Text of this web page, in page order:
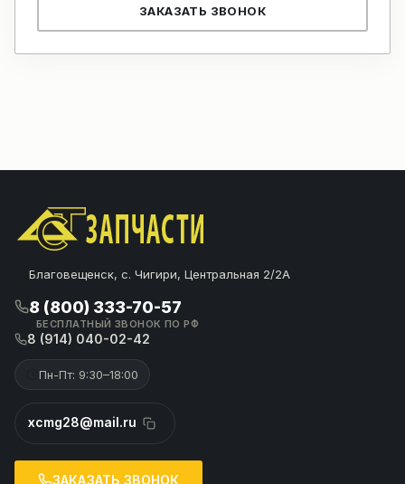
ЗАКАЗАТЬ ЗВОНОК
Благовещенск, с. Чигири, Центральная 2/2А
8 (800) 333-70-57
БЕСПЛАТНЫЙ ЗВОНОК ПО РФ
8 (914) 040-02-42
Пн-Пт: 9:30–18:00
xcmg28@mail.ru
ЗАКАЗАТЬ ЗВОНОК